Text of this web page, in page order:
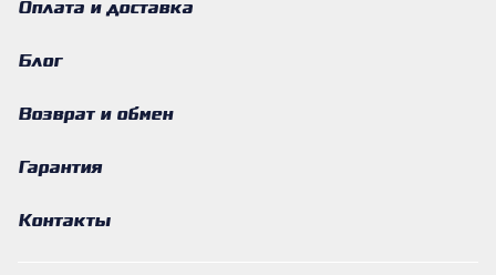
Оплата и доставка
Блог
Возврат и обмен
Гарантия
Контакты